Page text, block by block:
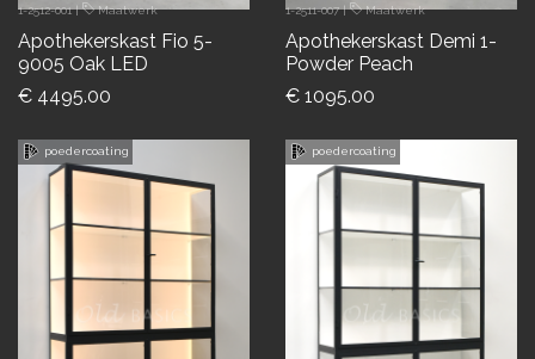
1-2512-001| Maatwerk
Apothekerskast Fio 5-
9005 Oak LED
€ 4495.00
1-2511-007| Maatwerk
Apothekerskast Demi 1-
Powder Peach
€ 1095.00
poedercoating poedercoating